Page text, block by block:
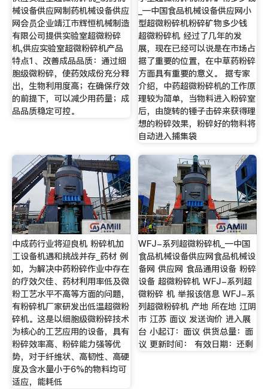
械设备供应网制药机械设备供应
网会员企业靖江市辉恒机械制造
有限公司提供实验室超微粉碎
机,供应实验室超微粉碎机产品
特点1、改善成品品质：通过细
胞级微粉碎，使药效成份充分释
出，生物利用度高；在确保疗效
的前提下，可以减少用药量；成
品品质稳定可控。
_—中国食品机械设备供应网小
型超微粉碎机粉碎矿物多少钱
超微粉碎机 经过了几年的发
展，现在已经可以说是在市场占
据了重要的位置，在中草药粉碎
方面具有重要的意义。 据专家
介绍，中药超微粉碎机的工作原
理较为简单，当物料进入粉碎室
后，由旋转的锤子击碎来获得理
想的粉碎效果，粉碎好的物料将
自动进入捕集袋
中成药行业将迎良机 粉碎机加
工设备机遇和挑战并存_药材 例
如，为解决中药粉碎作业中存在
的疗效欠佳、药材利用率低及微
粉工艺水平不高等方面的问题，
有粉碎机厂家研发出低温超微粉
碎机。这是以细胞级微粉碎技术
为核心的工艺应用的设备，具有
粉碎效率高、粉碎能力强等优
势，对于纤维状、高韧性、高硬
度及含水量小于6%的物料均可
适应，能耗低
WFJ-系列超微粉碎机_—中国
食品机械设备供应网食品机械设
备网 供应网 食品通用设备 粉碎
设备 超微粉碎机 WFJ-系列超
微粉碎 机 举报该信息 WFJ-系
列超微粉碎机 产地 所在地 江阴
市 江苏 面议 发送询价 进入展
台 小起订：面议 供货总量：面
议 更新时间： 有效日期：还剩